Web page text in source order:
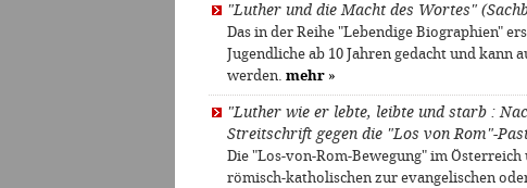
"Luther und die Macht des Wortes"
Das in der Reihe "Lebendige Biographien"
Jugendliche ab 10 Jahren gedacht und kann
werden. mehr »
"Luther wie er lebte, leibte und starb :
Streitschrift gegen die "Los von Rom"-
Die "Los-von-Rom-Bewegung" im
römisch-katholischen zur evangelischen